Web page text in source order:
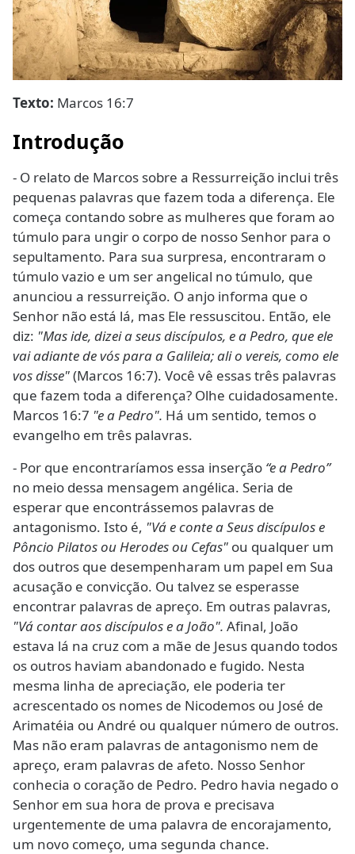
Texto: Marcos 16:7
Introdução
- O relato de Marcos sobre a Ressurreição inclui três
pequenas palavras que fazem toda a diferença. Ele
começa contando sobre as mulheres que foram ao
túmulo para ungir o corpo de nosso Senhor para o
sepultamento. Para sua surpresa, encontraram o
túmulo vazio e um ser angelical no túmulo, que
anunciou a ressurreição. O anjo informa que o
Senhor não está lá, mas Ele ressuscitou. Então, ele
diz: "Mas ide, dizei a seus discípulos, e a Pedro, que ele
vai adiante de vós para a Galileia; ali o vereis, como ele
vos disse"(Marcos 16:7). Você vê essas três palavras
que fazem toda a diferença? Olhe cuidadosamente.
Marcos 16:7 "e a Pedro". Há um sentido, temos o
evangelho em três palavras.
- Por que encontraríamos essa inserção “e a Pedro”
no meio dessa mensagem angélica. Seria de
esperar que encontrássemos palavras de
antagonismo. Isto é, "Vá e conte a Seus discípulos e
Pôncio Pilatos ou Herodes ou Cefas" ou qualquer um
dos outros que desempenharam um papel em Sua
acusação e convicção. Ou talvez se esperasse
encontrar palavras de apreço. Em outras palavras,
"Vá contar aos discípulos e a João". Afinal, João
estava lá na cruz com a mãe de Jesus quando todos
os outros haviam abandonado e fugido. Nesta
mesma linha de apreciação, ele poderia ter
acrescentado os nomes de Nicodemos ou José de
Arimatéia ou André ou qualquer número de outros.
Mas não eram palavras de antagonismo nem de
apreço, eram palavras de afeto. Nosso Senhor
conhecia o coração de Pedro. Pedro havia negado o
Senhor em sua hora de prova e precisava
urgentemente de uma palavra de encorajamento,
um novo começo, uma segunda chance.